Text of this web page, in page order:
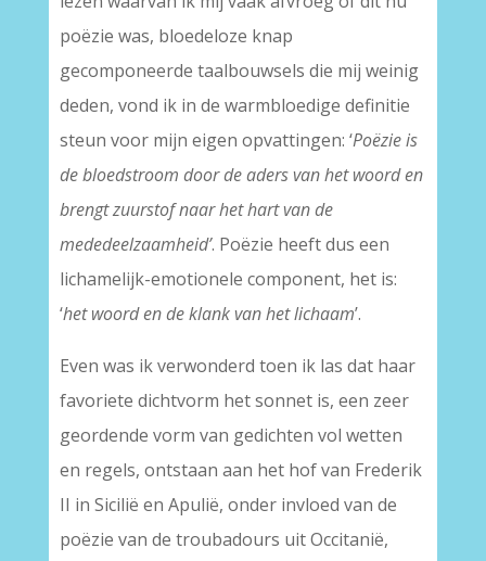
poëzie was, bloedeloze knap
gecomponeerde taalbouwsels die mij weinig
deden, vond ik in de warmbloedige definitie
steun voor mijn eigen opvattingen: ‘Poëzie is
de bloedstroom door de aders van het woord en
brengt zuurstof naar het hart van de
mededeelzaamheid’. Poëzie heeft dus een
lichamelijk-emotionele component, het is:
‘het woord en de klank van het lichaam’.
Even was ik verwonderd toen ik las dat haar
favoriete dichtvorm het sonnet is, een zeer
geordende vorm van gedichten vol wetten
en regels, ontstaan aan het hof van Frederik
II in Sicilië en Apulië, onder invloed van de
poëzie van de troubadours uit Occitanië,